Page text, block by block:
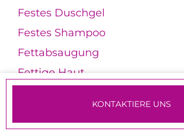
Festes Duschgel
Festes Shampoo
Fettabsaugung
Fettige Haut
Feuchtigkeitspflege
TERMINE & ANMELDUNG
KONTAKTIERE UNS